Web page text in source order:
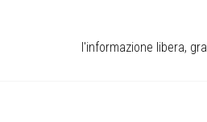
l'informazione libera,